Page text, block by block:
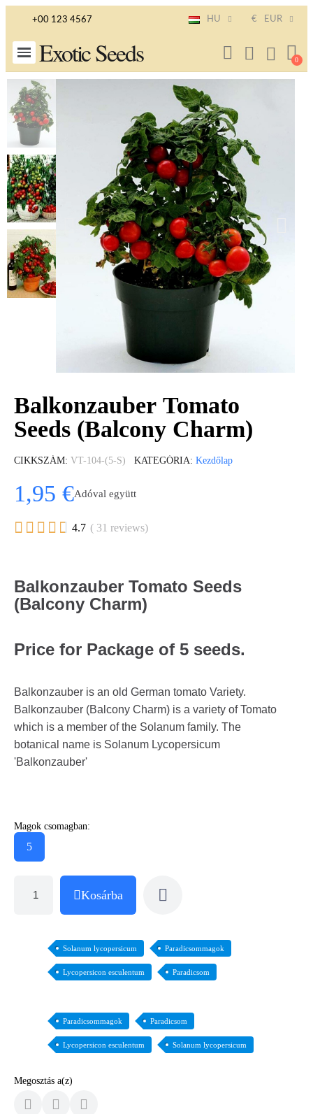
+00 123 4567 HU € EUR
Exotic Seeds
Balkonzauber Tomato
Seeds (Balcony Charm)
CIKKSZÁM VT-104-(5-S) KATEGÓRIA Kezdőlap
1,95 €Adóval együtt
     4.7 ( 31 reviews)
Balkonzauber Tomato Seeds
(Balcony Charm)
Price for Package of 5 seeds.
Balkonzauber is an old German tomato Variety.
Balkonzauber (Balcony Charm) is a variety of Tomato
which is a member of the Solanum family. The
botanical name is Solanum Lycopersicum
'Balkonzauber'
Magok csomagban:
5
Kosárba
Solanum lycopersicum Paradicsommagok
Lycopersicon esculentum Paradicsom
Paradicsommagok Paradicsom
Lycopersicon esculentum Solanum lycopersicum
Megosztás a(z)